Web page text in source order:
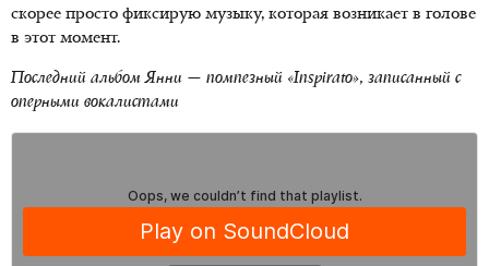
скорее просто фиксирую музыку, которая возникает в голове
в этот момент.
Последний альбом Янни — помпезный «Inspirato», записанный с
оперными вокалистами